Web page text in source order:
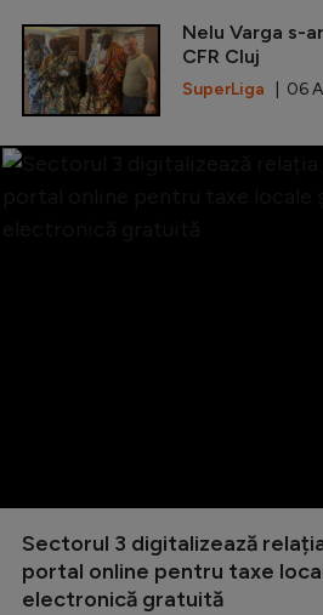
Nelu Varga s-
CFR Cluj
SuperLiga | 06
Sectorul 3 digitalizează
portal online pentru taxe
electronică gratuită